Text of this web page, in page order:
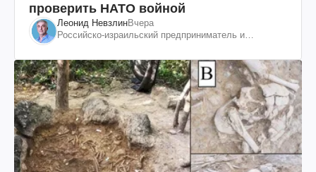
проверить НАТО войной
Леонид НевзлинВчера
Российско-израильский предприниматель и
"ЮКОСа"